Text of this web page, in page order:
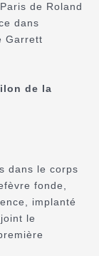
de Roland
dans
Garrett
de la
dans le corps
fonde,
implanté
le